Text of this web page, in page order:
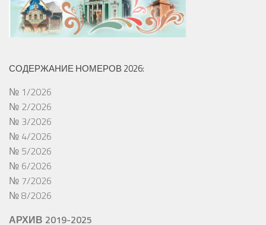
СОДЕРЖАНИЕ НОМЕРОВ 2026:
№ 1/2026
№ 2/2026
№ 3/2026
№ 4/2026
№ 5/2026
№ 6/2026
№ 7/2026
№ 8/2026
АРХИВ 2019-2025